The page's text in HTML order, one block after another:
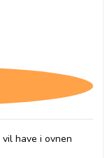
have i ovnen